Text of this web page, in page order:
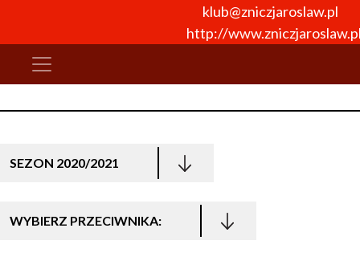
klub@zniczjaroslaw.pl
http://
SEZON 2020/2021
WYBIERZ PRZECIWNIKA: